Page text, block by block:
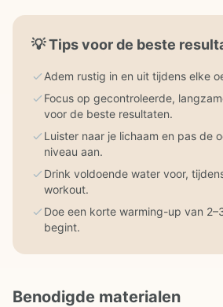
💡Tips voor de beste
Adem rustig in en uit tijdens elke
Focus op gecontroleerde,
voor de beste resultaten.
Luister naar je lichaam en pas de
niveau aan.
Drink voldoende water voor,
workout.
Doe een korte warming-up van
begint.
Benodigde materialen